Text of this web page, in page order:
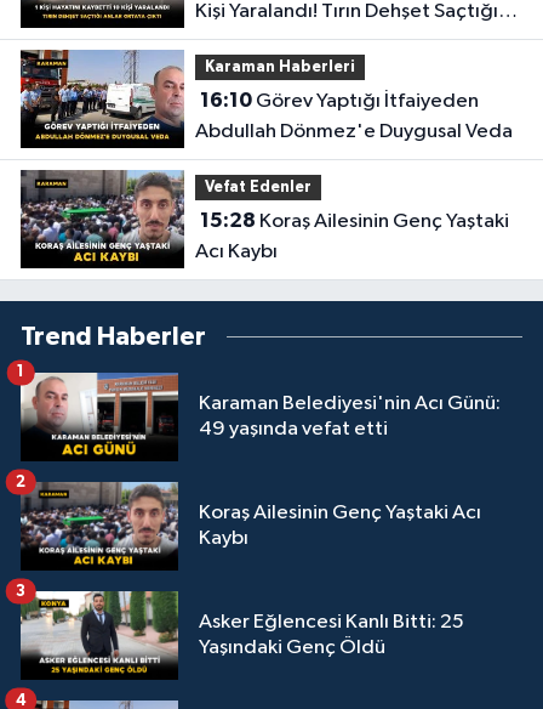
Kişi Yaralandı! Tırın Dehşet Saçtığı
Anlar Ortaya Çıktı
Karaman Haberleri
16:10Görev Yaptığı İtfaiyeden
Abdullah Dönmez'e Duygusal Veda
Vefat Edenler
15:28
Acı Kaybı
Trend Haberler
Karaman Belediyesi'nin Acı Günü:
49 yaşında vefat etti
1
Koraş Ailesinin Genç Yaştaki Acı
Kaybı
2
Asker Eğlencesi Kanlı Bitti: 25
Yaşındaki Genç Öldü
3
4